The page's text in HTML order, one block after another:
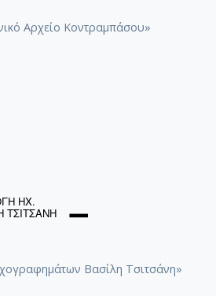
Αρχείο Κοντραμπάσου»
Βασίλη Τσιτσάνη»